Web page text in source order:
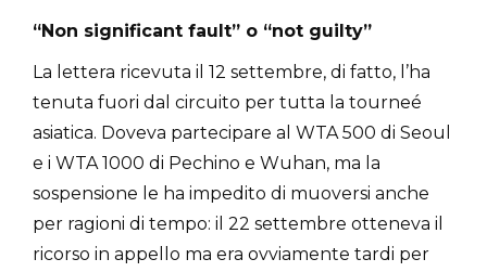
“Non significant fault” o “not guilty”
La lettera ricevuta il 12 settembre, di fatto, l’ha
tenuta fuori dal circuito per tutta la tourneé
asiatica. Doveva partecipare al WTA 500 di Seoul
e i WTA 1000 di Pechino e Wuhan, ma la
sospensione le ha impedito di muoversi anche
per ragioni di tempo: il 22 settembre otteneva il
ricorso in appello ma era ovviamente tardi per